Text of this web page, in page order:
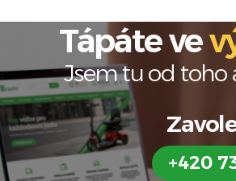
Tápáte ve
Jsem tu od toho
+420